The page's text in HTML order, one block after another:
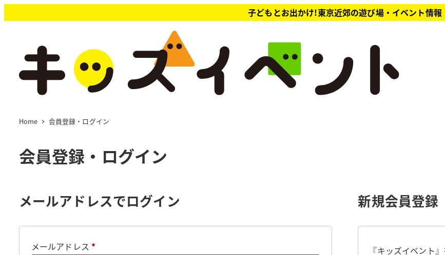
イ
子どもとお出かけ!東京近郊の遊び場・イベント情報
Home 会員登録・ログイン
会員登録・ログイン
メールアドレスでログイン
メールアドレス *必
新規会員登録
『キッズイベント